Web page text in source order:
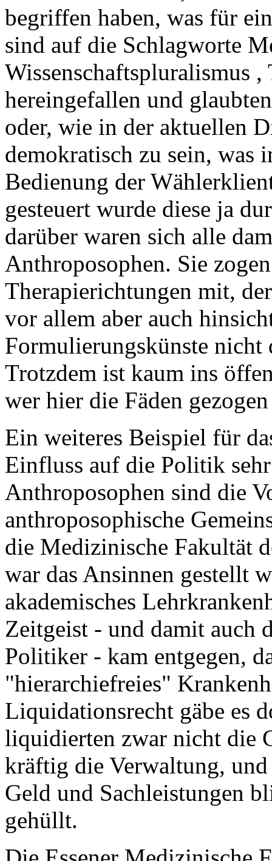
begriffen haben, was für
sind auf die Schlagworte
Wissenschaftspluralismus
hereingefallen und
oder, wie in der aktuellen
demokratisch zu sein,
Bedienung der
gesteuert wurde diese ja
darüber waren sich alle
Anthroposophen. Sie
Therapierichtungen mit,
vor allem aber auch
Formulierungskünste nicht
Trotzdem ist kaum ins
wer hier die Fäden
Ein weiteres Beispiel für
Einfluss auf die Politik
Anthroposophen sind die
anthroposophische
die Medizinische Fakultät
war das Ansinnen gestellt
akademisches
Zeitgeist - und damit auch
Politiker - kam entgegen,
"hierarchiefreies"
Liquidationsrecht gäbe es
liquidierten zwar nicht die
kräftig die Verwaltung,
Geld und Sachleistungen
gehüllt.